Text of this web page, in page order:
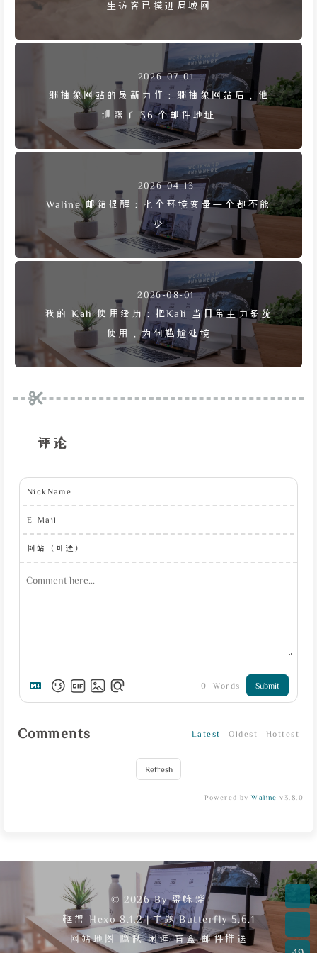
生访客已摸进局域网
2026-07-01
继抽象网站的最新力作：继抽象网站后，他
泄露了 36 个邮件地址
2026-04-13
Waline 邮箱提醒：七个环境变量一个都不能
少
2026-08-01
我的 Kali 使用经历：把Kali 当日常主力系统
使用，为何尴尬处境
评论
NickName
E-Mail
网站（可选）
0 Words Submit
Comments Latest Oldest Hottest
Refresh
Powered byWaline v3.8.0
© 2026 By 梁栋烨
框架Hexo 8.1.2 | 主题Butterfly 5.6.1
网站地图
隐私 闲逛 盲盒 邮件推送